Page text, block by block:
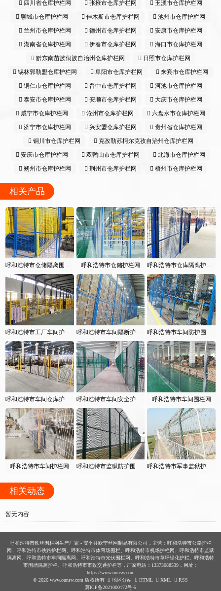
四川省仓库护栏网
张掖市仓库护栏网
玉溪市仓库护栏网
聊城市仓库护栏网
佳木斯市仓库护栏网
池州市仓库护栏网
兰州市仓库护栏网
德州市仓库护栏网
安康市仓库护栏网
湖南省仓库护栏网
伊春市仓库护栏网
海口市仓库护栏网
黔东南苗族侗族自治州仓库护栏网
日照市仓库护栏网
锡林郭勒盟仓库护栏网
阜阳市仓库护栏网
来宾市仓库护栏网
铜仁市仓库护栏网
晋中市仓库护栏网
河池市仓库护栏网
泰安市仓库护栏网
安顺市仓库护栏网
大庆市仓库护栏网
咸宁市仓库护栏网
沧州市仓库护栏网
六盘水市仓库护栏网
济宁市仓库护栏网
兴安盟仓库护栏网
贵州省仓库护栏网
铜川市仓库护栏网
克孜勒苏柯尔克孜自治州仓库护栏网
安庆市仓库护栏网
双鸭山市仓库护栏网
北海市仓库护栏网
朔州市仓库护栏网
荆州市仓库护栏网 梧州市仓库护栏网
相关产品
呼和浩特市仓储隔离围栏网 呼和浩特市仓储护栏网 呼和浩特市仓库隔离护栏网
呼和浩特市工厂车间护栏网 呼和浩特市车间隔断护栏网 呼和浩特市车间防护围栏网
呼和浩特市车间仓库护栏网 呼和浩特市车间安全护栏网 呼和浩特市车间围栏网
呼和浩特市车间护栏网 呼和浩特市监狱防护围栏网 呼和浩特市军事监狱护栏网
相关动态
暂无内容
呼和浩特市铁丝围栏网生产厂家 - 安平县欧宁丝网制品有限公司，主营：呼和浩特市公路护栏
网、呼和浩特市铁路护栏网、呼和浩特市体育场围栏、呼和浩特市机场护栏网、呼和浩特市监狱
隔离网、呼和浩特市车间隔离网、呼和浩特市光伏围栏网、呼和浩特市草坪绿化护栏、呼和浩特
市围墙隔离护栏、呼和浩特市市政交通护栏等，厂家电话：13373088539，网址：
https://www.ounsw.com
© 2026 www.ounsw.com 版权所有
地区分站 HTML XML
RSS
冀ICP备2021000172号-5